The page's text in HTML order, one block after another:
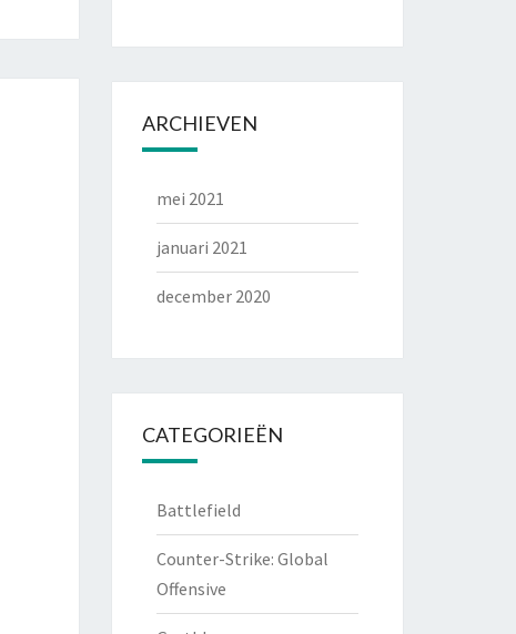
ARCHIEVEN
mei 2021
januari 2021
december 2020
CATEGORIEËN
Battlefield
Counter-Strike: Global
Offensive